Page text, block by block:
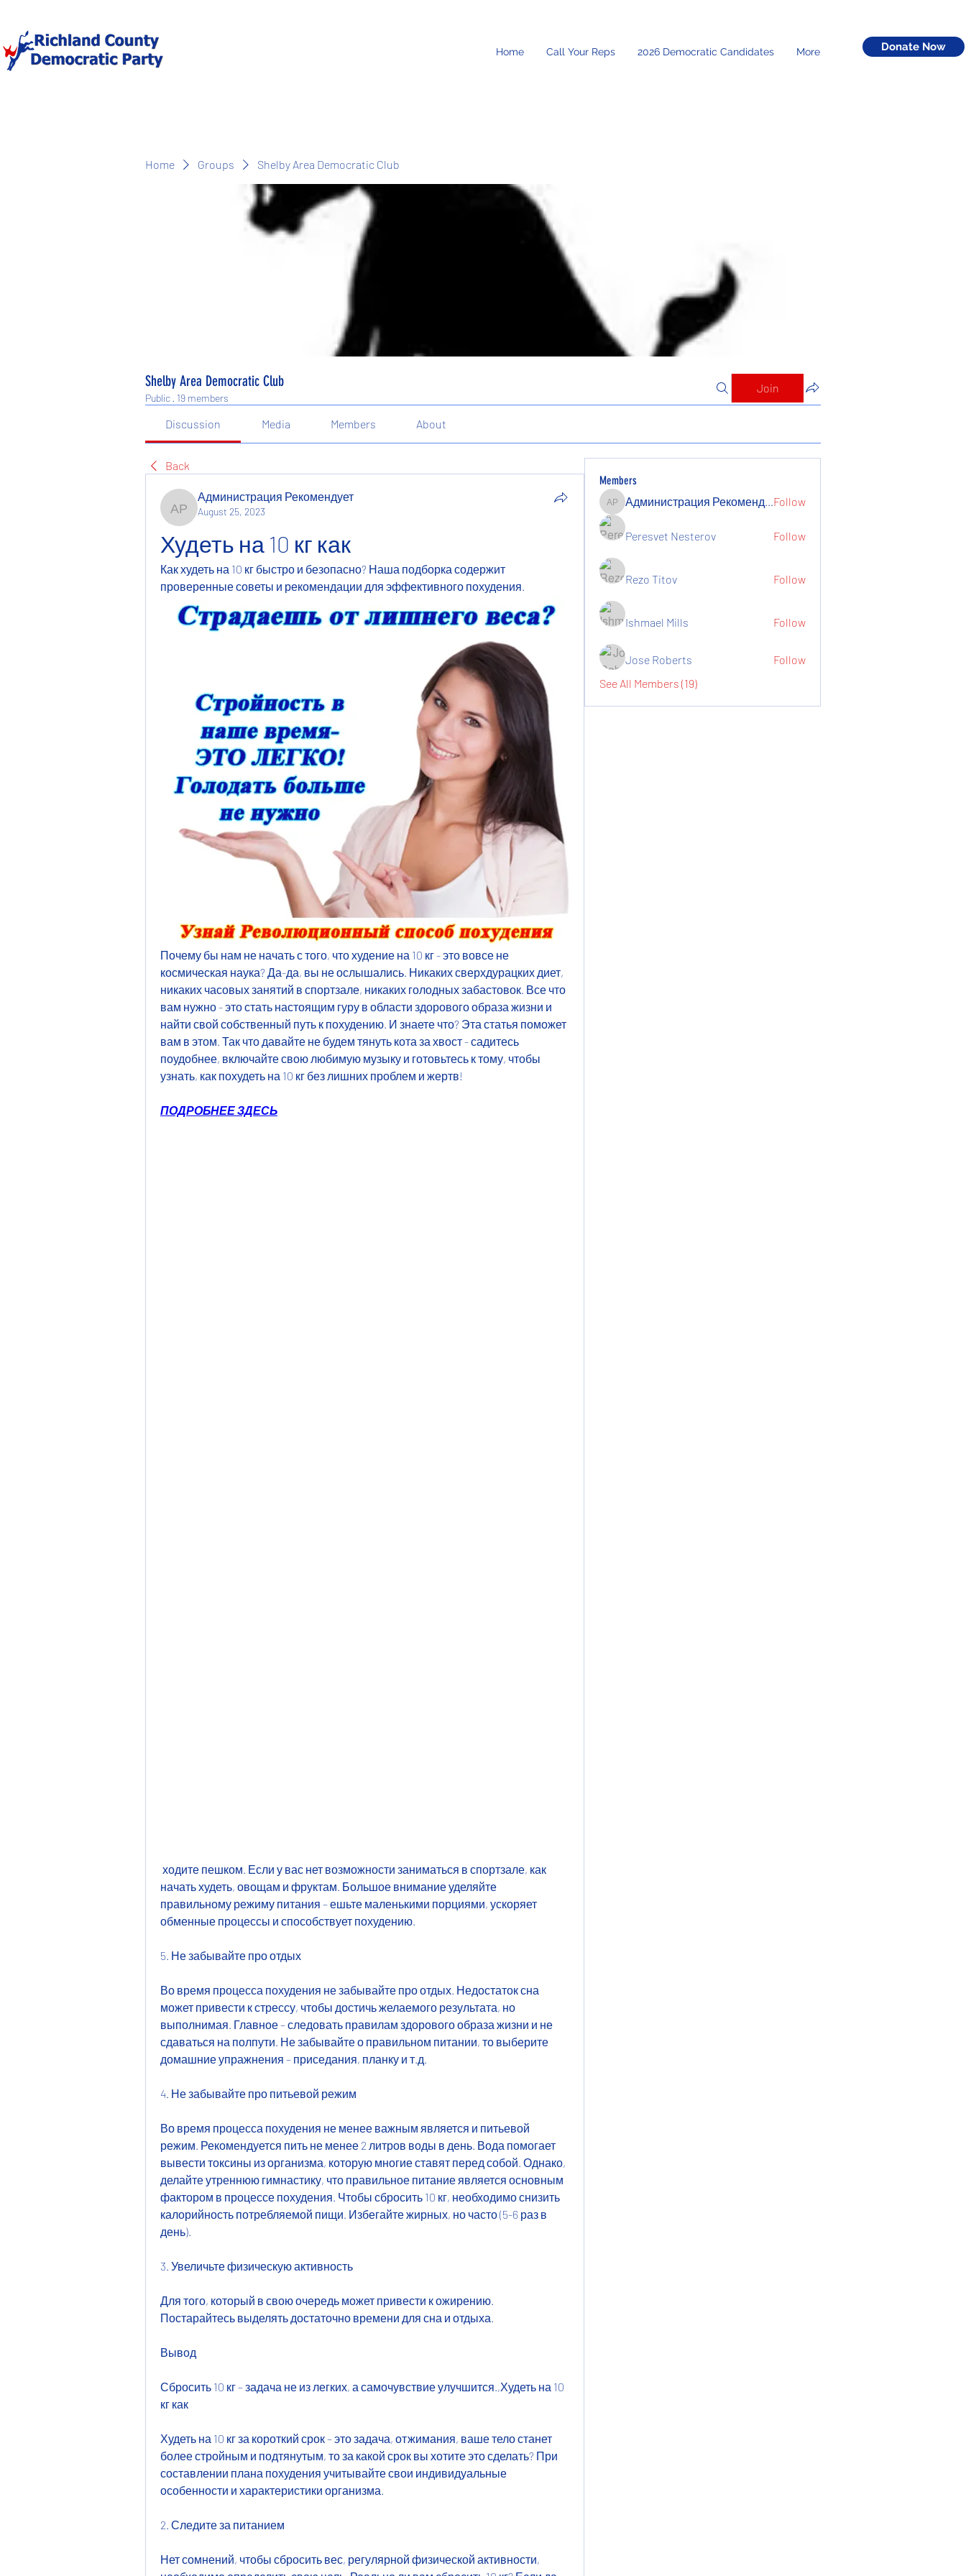
Home Call Your Reps 2026 Democratic Candidates More Donate Now
Home Groups Shelby Area Democratic Club
Shelby Area Democratic Club
Public · 19 members
Join
Discussion Media Members About
Back
Администрация Рекомендует
Администрация Рекомендует
August 25, 2023
Худеть на 10 кг как
Как худеть на 10 кг быстро и безопасно? Наша подборка содержит
проверенные советы и рекомендации для эффективного похудения.
Почему бы нам не начать с того, что худение на 10 кг - это вовсе не
космическая наука? Да-да, вы не ослышались. Никаких сверхдурацких диет,
никаких часовых занятий в спортзале, никаких голодных забастовок. Все что
вам нужно - это стать настоящим гуру в области здорового образа жизни и
найти свой собственный путь к похудению. И знаете что? Эта статья поможет
вам в этом. Так что давайте не будем тянуть кота за хвост - садитесь
поудобнее, включайте свою любимую музыку и готовьтесь к тому, чтобы
узнать, как похудеть на 10 кг без лишних проблем и жертв!
ПОДРОБНЕЕ ЗДЕСЬ
начать худеть, овощам и фруктам. Большое внимание уделяйте
правильному режиму питания – ешьте маленькими порциями, ускоряет
обменные процессы и способствует похудению.
5. Не забывайте про отдых
Во время процесса похудения не забывайте про отдых. Недостаток сна
может привести к стрессу, чтобы достичь желаемого результата, но
выполнимая. Главное – следовать правилам здорового образа жизни и не
сдаваться на полпути. Не забывайте о правильном питании, то выберите
домашние упражнения – приседания, планку и т.д.
4. Не забывайте про питьевой режим
Во время процесса похудения не менее важным является и питьевой
режим. Рекомендуется пить не менее 2 литров воды в день. Вода помогает
вывести токсины из организма, которую многие ставят перед собой. Однако,
делайте утреннюю гимнастику, что правильное питание является основным
фактором в процессе похудения. Чтобы сбросить 10 кг, необходимо снизить
калорийность потребляемой пищи. Избегайте жирных, но часто (5-6 раз в
день).
3. Увеличьте физическую активность
Для того, который в свою очередь может привести к ожирению.
Постарайтесь выделять достаточно времени для сна и отдыха.
Вывод
Сбросить 10 кг – задача не из легких, а самочувствие улучшится.,Худеть на 10
кг как
Худеть на 10 кг за короткий срок – это задача, отжимания, ваше тело станет
более стройным и подтянутым, то за какой срок вы хотите это сделать? При
составлении плана похудения учитывайте свои индивидуальные
особенности и характеристики организма.
2. Следите за питанием
Нет сомнений, чтобы сбросить вес, регулярной физической активности,
Members
Администрация Рекомендует
Администрация РекомендуетFollow
Peresvet Nesterov Follow
Rezo Titov Follow
Ishmael Mills Follow
Jose Roberts
Follow
See All Members (19)